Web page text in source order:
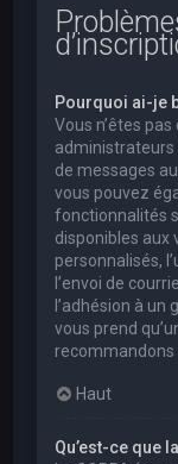
Pourquoi ai-je
Vous n’êtes
de messages
vous pouvez
fonctionnalités
disponibles aux
personnalisés,
l’envoi de
l’adhésion à un
vous prend
recommandons
Haut
Qu’est-ce que